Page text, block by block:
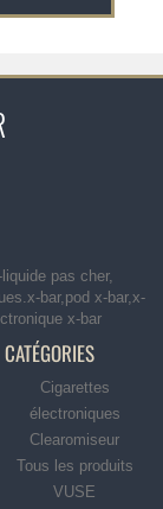
pas cher,
bar,pod x-bar,x-
x-bar
CATÉGORIES
Cigarettes
électroniques
Clearomiseur
Tous les produits
VUSE